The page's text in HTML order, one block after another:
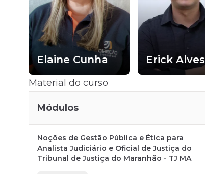
Elaine Cunha Erick Alves
Material do curso
Módulos
Noções de Gestão Pública e Ética para
Analista Judiciário e Oficial de Justiça do
Tribunal de Justiça do Maranhão - TJ MA